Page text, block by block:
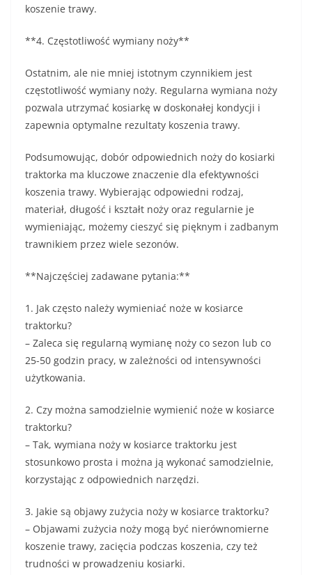
koszenie trawy.
**4. Częstotliwość wymiany noży**
Ostatnim, ale nie mniej istotnym czynnikiem jest
częstotliwość wymiany noży. Regularna wymiana noży
pozwala utrzymać kosiarkę w doskonałej kondycji i
zapewnia optymalne rezultaty koszenia trawy.
Podsumowując, dobór odpowiednich noży do kosiarki
traktorka ma kluczowe znaczenie dla efektywności
koszenia trawy. Wybierając odpowiedni rodzaj,
materiał, długość i kształt noży oraz regularnie je
wymieniając, możemy cieszyć się pięknym i zadbanym
trawnikiem przez wiele sezonów.
**Najczęściej zadawane pytania:**
1. Jak często należy wymieniać noże w kosiarce
traktorku?
– Zaleca się regularną wymianę noży co sezon lub co
25-50 godzin pracy, w zależności od intensywności
użytkowania.
2. Czy można samodzielnie wymienić noże w kosiarce
traktorku?
– Tak, wymiana noży w kosiarce traktorku jest
stosunkowo prosta i można ją wykonać samodzielnie,
korzystając z odpowiednich narzędzi.
3. Jakie są objawy zużycia noży w kosiarce traktorku?
– Objawami zużycia noży mogą być nierównomierne
koszenie trawy, zacięcia podczas koszenia, czy też
trudności w prowadzeniu kosiarki.